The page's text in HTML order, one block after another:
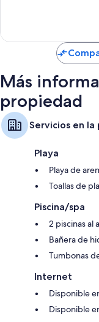
Televisiones de alta
Armarios o
Más
propiedad
Servicios en
Playa
Playa de
Toallas de
Piscina/spa
2 piscinas al
Bañera de
Tumbonas
Internet
Disponible
Disponible